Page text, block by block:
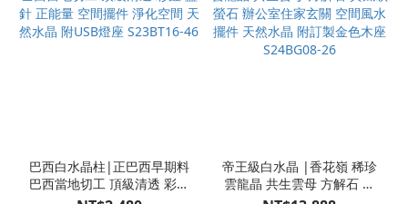
巴西白水晶柱|正巴西早期料
巴西當地切工 頂級清透 彩虹
帝王級白水晶 |香花嶺 稀珍
雲龍晶 共生雲母 方解石 黃